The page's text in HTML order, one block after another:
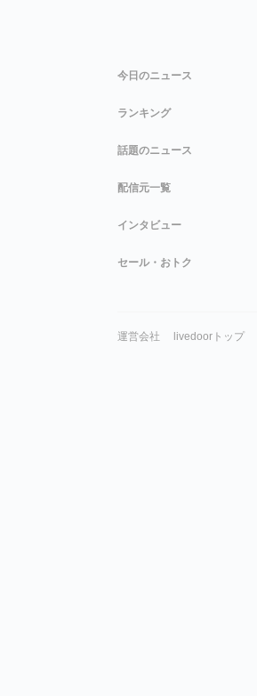
今日のニュース
ランキング
話題のニュース
配信元一覧
インタビュー
セール・おトク
運営会社 livedoorトップ